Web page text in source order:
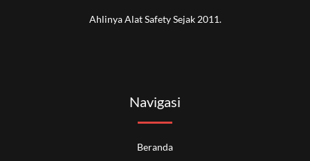
Ahlinya Alat Safety Sejak 2011.
Navigasi
Beranda